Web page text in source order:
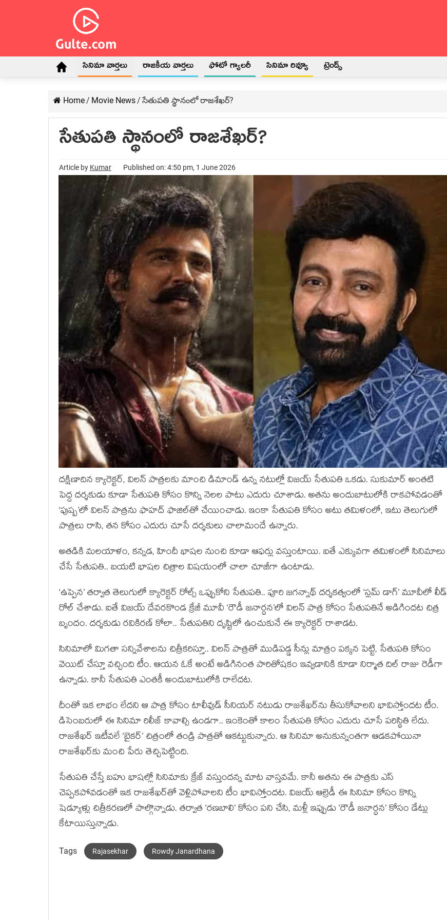
సినిమా వార్తలు రాజకీయ వార్తలు ఫోటో గ్యాలరీ సినిమా రివ్యూ ట్రెండ్స్
Home/ Movie News/ సేతుపతి స్థానంలో రాజశేఖర్?
సేతుపతి స్థానంలో రాజశేఖర్?
Article by Kumar Published on: 4:50 pm, 1 June 2026
దక్షిణాదిన క్యారెక్టర్, విలన్ పాత్రలకు మాంచి డిమాండ్ ఉన్న నటుల్లో విజయ్ సేతుపతి ఒకడు. సుకుమార్ అంతటి
పెద్ద దర్శకుడు కూడా సేతుపతి కోసం కొన్ని నెలల పాటు ఎదురు చూశాడు. అతను అందుబాటులోకి రాకపోవడంతో
‘పుష్ప’లో విలన్ పాత్రను ఫాహద్ ఫాజిల్‌తో చేయించాడు. ఇంకా సేతుపతి కోసం అటు తమిళంలో, ఇటు తెలుగులో
పాత్రలు రాసి, తన కోసం ఎదురు చూసే దర్శకులు చాలామందే ఉన్నారు.
అతడికి మలయాళం, కన్నడ, హిందీ భాషల నుంచి కూడా ఆఫర్లు వస్తుంటాయి. ఐతే ఎక్కువగా తమిళంలో సినిమాలు
చేసే సేతుపతి.. బయటి భాషల చిత్రాల విషయంలో చాలా చూజీగా ఉంటాడు.
‘ఉప్పెన’ తర్వాత తెలుగులో క్యారెక్టర్ రోల్స్ ఒప్పుకోని సేతుపతి.. పూరి జగన్నాథ్ దర్శకత్వంలో ‘స్లమ్ డాగ్’ మూవీలో లీడ్
రోల్ చేశాడు. ఐతే విజయ్ దేవరకొండ క్రేజీ మూవీ ‘రౌడీ జనార్ధన’లో విలన్ పాత్ర కోసం సేతుపతినే అడిగిందట చిత్ర
బృందం. దర్శకుడు రవికిరణ్ కోలా.. సేతుపతిని దృష్టిలో ఉంచుకునే ఈ క్యారెక్టర్ రాశాడట.
సినిమాలో మిగతా సన్నివేశాలను చిత్రీకరిస్తూ.. విలన్ పాత్రతో ముడిపడ్డ సీన్లు మాత్రం పక్కన పెట్టి, సేతుపతి కోసం
వెయిట్ చేస్తూ వచ్చింది టీం. ఆయన ఓకే అంటే అడిగినంత పారితోషకం ఇవ్వడానికి కూడా నిర్మాత దిల్ రాజు రెడీగా
ఉన్నాడు. కానీ సేతుపతి ఎంతకీ అందుబాటులోకి రాలేదట.
దీంతో ఇక లాభం లేదని ఆ పాత్ర కోసం టాలీవుడ్ సీనియర్ నటుడు రాజశేఖర్‌ను తీసుకోవాలని భావిస్తోందట టీం.
డిసెంబరులో ఈ సినిమా రిలీజ్ కావాల్సి ఉండగా.. ఇంకెంతో కాలం సేతుపతి కోసం ఎదురు చూసే పరిస్థితి లేదు.
రాజశేఖర్ ఇటీవలే ‘బైకర్’ చిత్రంలో తండ్రి పాత్రతో ఆకట్టుకున్నారు. ఆ సినిమా అనుకున్నంతగా ఆడకపోయినా
రాజశేఖర్‌కు మంచి పేరు తెచ్చిపెట్టింది.
సేతుపతి చేస్తే బహు భాషల్లో సినిమాకు క్రేజ్ వస్తుందన్న మాట వాస్తవమే. కానీ అతను ఈ పాత్రకు ఎస్
చెప్పకపోవడంతో ఇక రాజశేఖర్‌తో వెళ్లిపోవాలని టీం భావిస్తోందట. విజయ్ ఆల్రెడీ ఈ సినిమా కోసం కొన్ని
షెడ్యూళ్లు చిత్రీకరణలో పాల్గొన్నాడు. తర్వాత ‘రణబాలి’ కోసం పని చేసి, మళ్లీ ఇప్పుడు ‘రౌడీ జనార్ధన’ కోసం డేట్లు
కేటాయిస్తున్నాడు.
Tags Rajasekhar Rowdy Janardhana